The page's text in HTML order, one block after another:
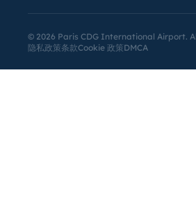
© 2026 Paris CDG International Airport.
隐私政策条款Cookie 政策DMCA